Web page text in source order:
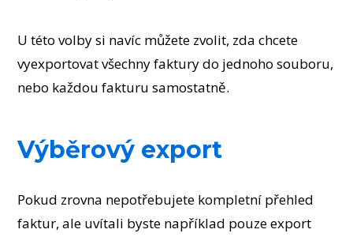
U této volby si navíc můžete zvolit, zda chcete
vyexportovat všechny faktury do jednoho souboru,
nebo každou fakturu samostatně.
Výběrový export
Pokud zrovna nepotřebujete kompletní přehled
faktur, ale uvítali byste například pouze export